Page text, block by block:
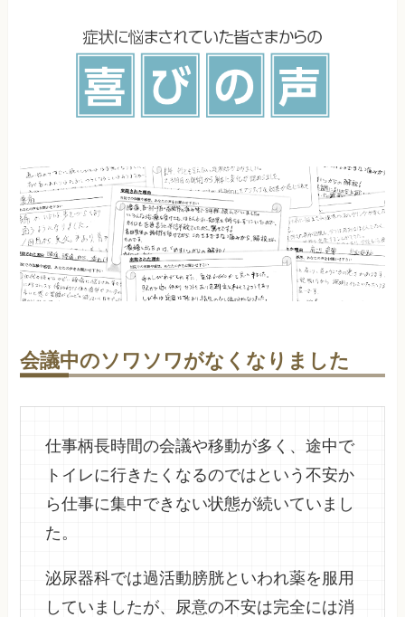
会議中のソワソワがなくなりました
仕事柄長時間の会議や移動が多く、途中で
トイレに行きたくなるのではという不安か
ら仕事に集中できない状態が続いていまし
た。
泌尿器科では過活動膀胱といわれ薬を服用
していましたが、尿意の不安は完全には消